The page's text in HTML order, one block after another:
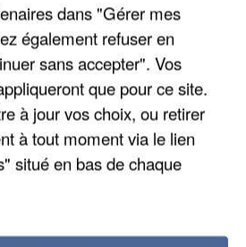
dans "Gérer mes
également refuser en
sans accepter". Vos
que pour ce site.
à jour vos choix, ou retirer
à tout moment via le lien
situé en bas de chaque